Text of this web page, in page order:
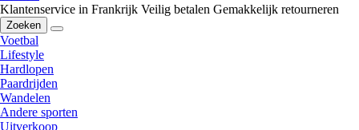
Klantenservice in Frankrijk Veilig betalen Gemakkelijk retourneren
Zoeken
Voetbal
Lifestyle
Hardlopen
Paardrijden
Wandelen
Andere sporten
Uitverkoop